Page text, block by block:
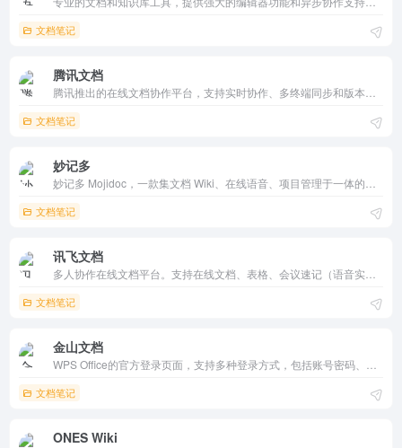
文档笔记
腾讯文档
文档笔记
妙记多
文档笔记
讯飞文档
文档笔记
金山文档
文档笔记
ONES Wiki